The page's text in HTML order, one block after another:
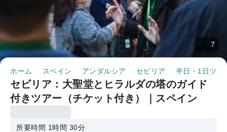
7
ホーム スペイン アンダルシア セビリア 半日・1日ツア
セビリア：大聖堂とヒラルダの塔のガイド
付きツアー（チケット付き）｜スペイン
所要時間 1時間 30分